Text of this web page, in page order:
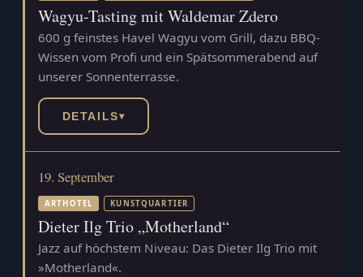
Wagyu-Tasting mit Waldemar Zdero
600 g feinstes Havel Wagyu vom Grill, dazu BBQ-
Wissen vom Profi und ein Spätsommerabend auf
unserer Sonnenterrasse.
DETAILS▾
19. September
ARTHOTEL KUNSTQUARTIER
Dieter Ilg Trio „Motherland“
Jazz auf höchstem Niveau: Das Dieter Ilg Trio mit
»Motherland«.